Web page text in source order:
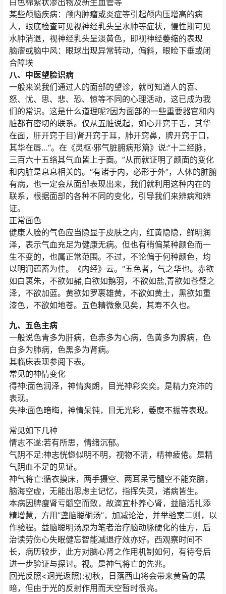
白色棉絮状渗出物及新生血管等
某些颅脑疾病：颅内肿瘤或炎症等引起颅内压增高的病
人，眼底检查可见视神经乳头呈水肿等症状，慢性期可见
水肿消退，视神经乳头呈淡黄色，即视神经萎缩的表现
脑瘤或脑中风：眼球出现异常转动，偏斜，眼睑下垂或闭
合障埃
八、中医望脸识病
一般来说我们通过人的面部的望诊，就可知道人的喜、
怒、忧、思、悲、恐、惊等不同的心理活动，这已成为我
们的常识。这是什么道理呢?因为面部的一些重要器官和内
脏都有密切的联系。仅从五脏说起，如心开窍于舌，其华
在面，肝开窍于目}肾开窍于耳，肺开窍鼻，脾开窍于口，
其华在唇…“。在《灵枢·邪气脏腑病形篇》说:“十二经脉，
三百六十五络其气血皆上于面。”从而就证明了颜面的变化
和内脏是息息相关的。“有诸于内，必形于外”，人体的脏腑
有病，也一定会从面部表现出来，我们就利用这种内在的
联系，根据面部的各种不同的变化，引导我们来辨病和辨
证。
正常面色
健康人脸的气色应当隐显于皮肤之内，红黄隐隐，鲜明润
泽，表示气血充足为健康无病。但也有稍偏某种颜色而一
生不变的，也属正常范围。不过，不论偏于何种颜色，均
以明润蕴蓄为佳。《内经》云。“五色者，气之华也。赤欲
如白裹朱，不欲如赭,白欲如鹅羽，不欲如盐,青欲如苍璧之
泽，不欲加蓝。黄欲如罗裹雄黄，不欲如黄土，黑欲如重
漆色，不欲如地苍。五色精微象见矣，其寿不久也。
九、五色主病
一般说色青多为肝病，色赤多为心病，色黄多为脾病，色
白多为肺病，色黑多为肾病。
其临床表现参阅下表。
常见的神情变化
得神:面色润泽，神情爽朗，目光神彩奕奕。是精力充沛的
表现。
失神:面色暗晦，神情呆钝，目无光彩，萎糜不振等表现。
常见如下几种
情志不遂:若有所思，情绪沉郁。
气阴不足:神志恍惚似明不明，视物不清，精神疲倦。是精
气阴血不足的见证。
神气将亡:循衣摸床，两手摄空、两耳呆亏髓空不能充脑，
脑海空虚，无能出思虑主记忆，指挥失灵，诸病皆生。
本病因脾瘦肾亏髓空而致，故滴宜朴养心肾，益脑活扎添
精增慧，方用“盏脑聪硐汤”，加减论治，并举验案二则，以
作验程。益脑聪明汤原为笔者治疗脑动脉硬化的佳方，后
治读劳伤心失眠健忘智能减退疗效亦好。西观察时间不
长，病历较步，此方对脑心肾之作用机制如何，有待夸后
进一步验证与探讨。视。是神气将亡的先兆。
回光反照<迥光返照):初秋，日落西山将会带来黄昏的黑
暗，但由于光的反射作用而天空暂时很亮。